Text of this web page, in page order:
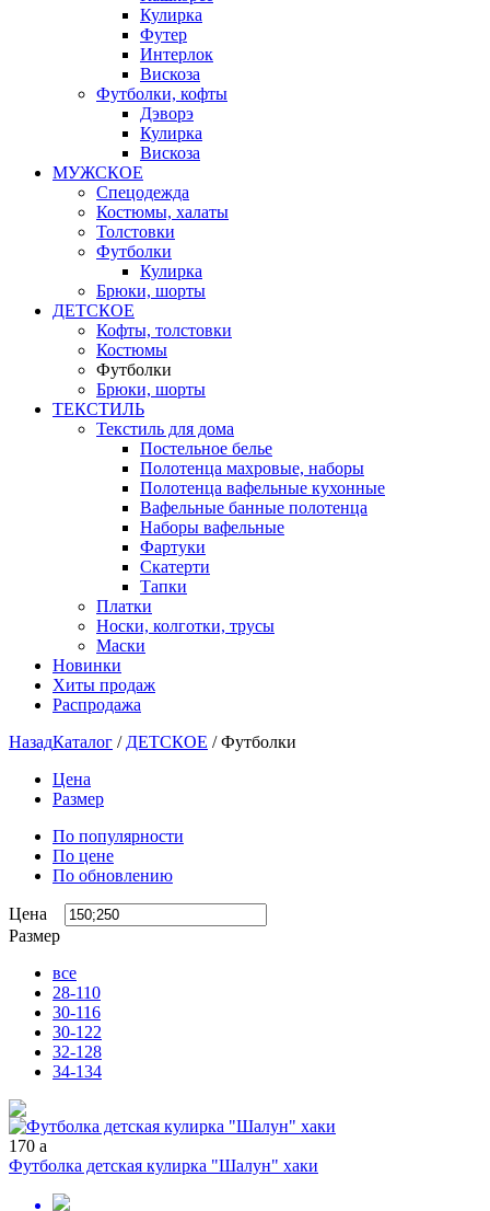
Кулирка
Футер
Интерлок
Вискоза
Футболки, кофты
Дэворэ
Кулирка
Вискоза
МУЖСКОЕ
Спецодежда
Костюмы, халаты
Толстовки
Футболки
Кулирка
Брюки, шорты
ДЕТСКОЕ
Кофты, толстовки
Костюмы
Футболки
Брюки, шорты
ТЕКСТИЛЬ
Текстиль для дома
Постельное белье
Полотенца махровые, наборы
Полотенца вафельные кухонные
Вафельные банные полотенца
Наборы вафельные
Фартуки
Скатерти
Тапки
Платки
Носки, колготки, трусы
Маски
Новинки
Хиты продаж
Распродажа
НазадКаталог / ДЕТСКОЕ /Футболки
Цена
Размер
По популярности
По цене
По обновлению
Цена
Размер
все
28-110
30-116
30-122
32-128
34-134
170 a
Футболка детская кулирка "Шалун" хаки